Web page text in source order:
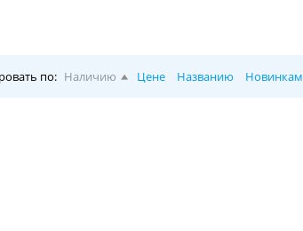
по: Наличию Цене Названию Новинкам